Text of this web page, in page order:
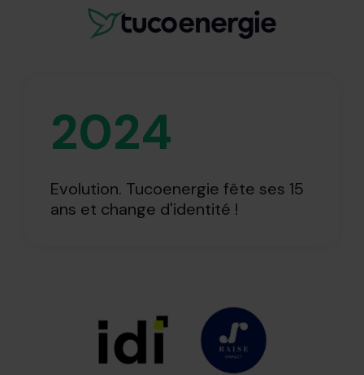
2024
Evolution. Tucoenergie fête ses 15
ans et change d'identité !